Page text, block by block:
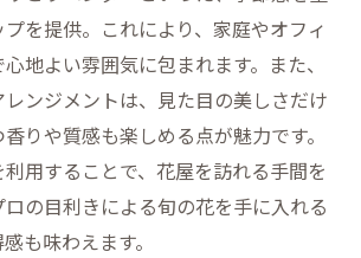
を提供。これにより、家庭やオフィ
地よい雰囲気に包まれます。また、
ンジメントは、見た目の美しさだけ
りや質感も楽しめる点が魅力です。
用することで、花屋を訪れる手間を
の目利きによる旬の花を手に入れる
も味わえます。